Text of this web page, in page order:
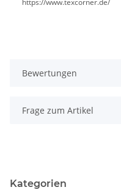
https://www.texcorner.de/
Bewertungen
Frage zum Artikel
Kategorien